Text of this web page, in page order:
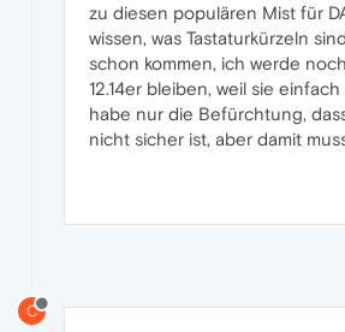
zu diesen populären Mist für
wissen, was Tastaturkürzeln
schon kommen, ich werde
12.14er bleiben, weil sie
habe nur die Befürchtung,
nicht sicher ist, aber damit
C